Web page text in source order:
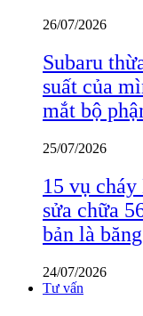
26/07/2026
Subaru
suất của
mắt bộ
25/07/2026
15 vụ
sửa chữa
bản là băng
24/07/2026
Tư vấn